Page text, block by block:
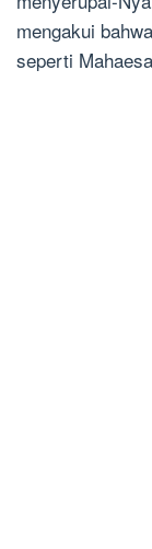
mengakui
seperti